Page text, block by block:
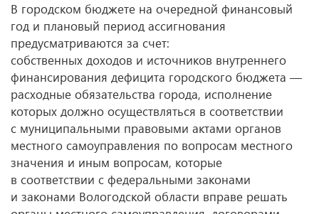
В городском бюджете на очередной финансовый
год и плановый период ассигнования
предусматриваются за счет:
собственных доходов и источников внутреннего
финансирования дефицита городского бюджета —
расходные обязательства города, исполнение
которых должно осуществляться в соответствии
с муниципальными правовыми актами органов
местного самоуправления по вопросам местного
значения и иным вопросам, которые
в соответствии с федеральными законами
и законами Вологодской области вправе решать